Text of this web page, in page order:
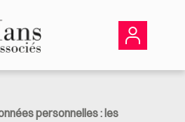
personnelles : les